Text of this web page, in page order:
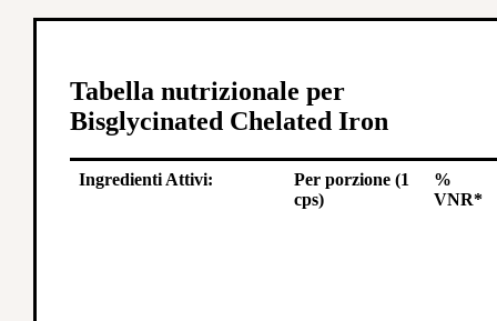
Tabella nutrizionale per
Bisglycinated Chelated Iron
Ingredienti Attivi:
Per porzione (1
cps)
%
VNR*